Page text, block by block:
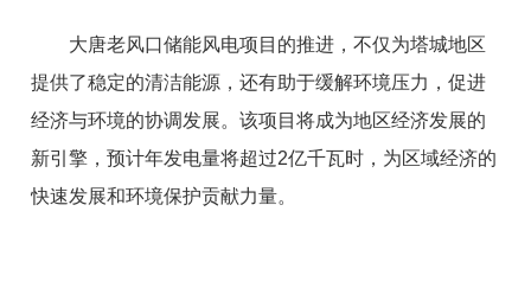
大唐老风口储能风电项目的推进，不仅为塔城地区
提供了稳定的清洁能源，还有助于缓解环境压力，促进
经济与环境的协调发展。该项目将成为地区经济发展的
新引擎，预计年发电量将超过2亿千瓦时，为区域经济的
快速发展和环境保护贡献力量。